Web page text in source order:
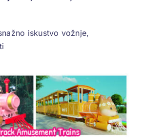
iskustvo vožnje,